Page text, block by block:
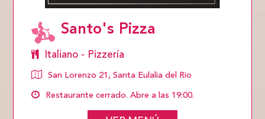
Santo's Pizza
Italiano - Pizzería
San Lorenzo 21, Santa Eulalia del Rio
Restaurante cerrado. Abre a las 19:00.